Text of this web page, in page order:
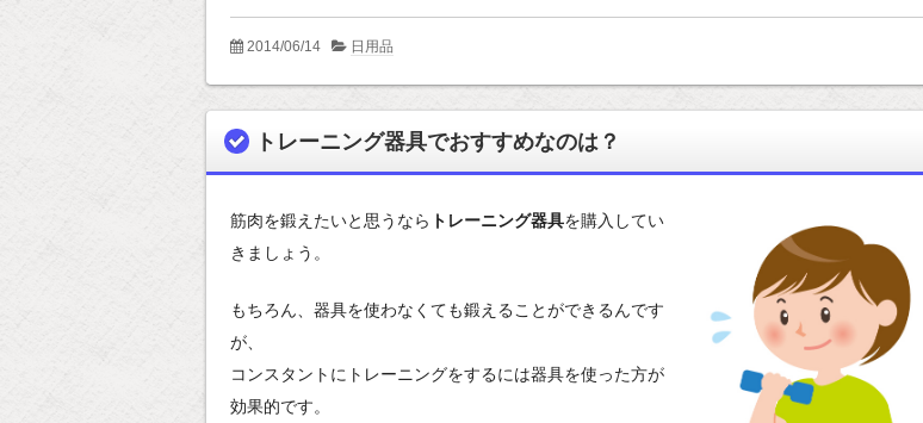
2014/06/14 日用品
トレーニング器具でおすすめなのは？
筋肉を鍛えたいと思うなら トレーニング器具を購入してい
きましょう。
もちろん、器具を使わなくても鍛えることができるんです
が、
コンスタントにトレーニングをするには器具を使った方が
効果的です。